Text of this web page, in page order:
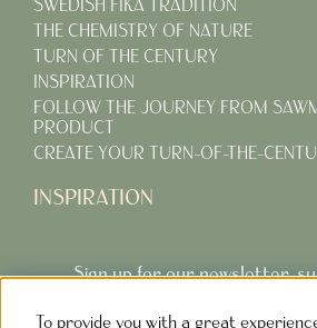
THE CHEMISTRY OF NATURE
TURN OF THE CENTURY
INSPIRATION
FOLLOW THE JOURNEY FROM
PRODUCT
CREATE YOUR TURN-OF-THE-
INSPIRATION
Sign up for our newsletter,
To provide you with a great